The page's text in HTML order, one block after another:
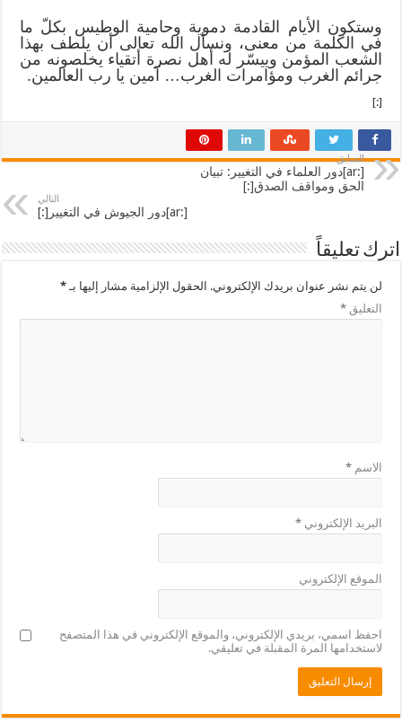
وستكون الأيام القادمة دموية وحامية الوطيس بكلّ ما
في الكلمة من معنى، ونسأل الله تعالى أن يلطف بهذا
الشعب المؤمن وييسّر له أهل نصرة أتقياء يخلصونه من
جرائم الغرب ومؤامرات الغرب… آمين يا رب العالمين.
[:]
السابق
[:ar]دور العلماء في التغيير: تبيان
الحق ومواقف الصدق[:]
التالي
[:ar]دور الجيوش في التغيير[:]
اترك تعليقاً
لن يتم نشر عنوان بريدك الإلكتروني. الحقول الإلزامية مشار إليها بـ*
التعليق*
الاسم*
البريد الإلكتروني*
الموقع الإلكتروني
احفظ اسمي، بريدي الإلكتروني، والموقع الإلكتروني في هذا المتصفح
لاستخدامها المرة المقبلة في تعليقي.